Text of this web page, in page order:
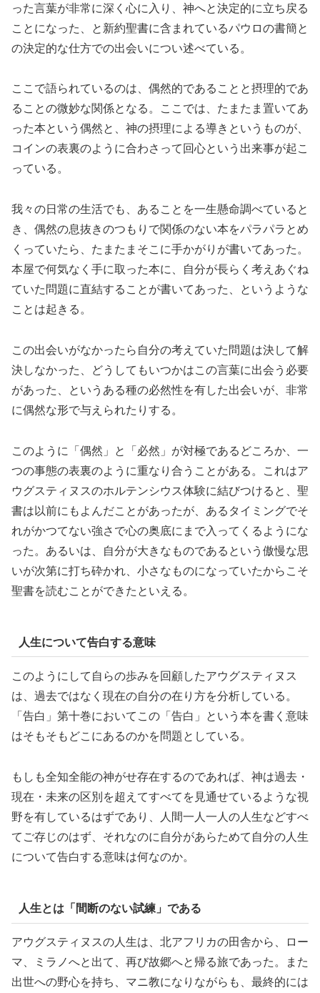
った言葉が非常に深く心に入り、神へと決定的に立ち戻る
ことになった、と新約聖書に含まれているパウロの書簡と
の決定的な仕方での出会いについ述べている。
ここで語られているのは、偶然的であることと摂理的であ
ることの微妙な関係となる。ここでは、たまたま置いてあ
った本という偶然と、神の摂理による導きというものが、
コインの表裏のように合わさって回心という出来事が起こ
っている。
我々の日常の生活でも、あることを一生懸命調べていると
き、偶然の息抜きのつもりで関係のない本をパラパラとめ
くっていたら、たまたまそこに手かがりが書いてあった。
本屋で何気なく手に取った本に、自分が長らく考えあぐね
ていた問題に直結することが書いてあった、というような
ことは起きる。
この出会いがなかったら自分の考えていた問題は決して解
決しなかった、どうしてもいつかはこの言葉に出会う必要
があった、というある種の必然性を有した出会いが、非常
に偶然な形で与えられたりする。
このように「偶然」と「必然」が対極であるどころか、一
つの事態の表裏のように重なり合うことがある。これはア
ウグスティヌスのホルテンシウス体験に結びつけると、聖
書は以前にもよんだことがあったが、あるタイミングでそ
れがかつてない強さで心の奥底にまで入ってくるようにな
った。あるいは、自分が大きなものであるという傲慢な思
いが次第に打ち砕かれ、小さなものになっていたからこそ
聖書を読むことができたといえる。
人生について告白する意味
このようにして自らの歩みを回顧したアウグスティヌス
は、過去ではなく現在の自分の在り方を分析している。
「告白」第十巻においてこの「告白」という本を書く意味
はそもそもどこにあるのかを問題としている。
もしも全知全能の神がせ存在するのであれば、神は過去・
現在・未来の区別を超えてすべてを見通せているような視
野を有しているはずであり、人間一人一人の人生などすべ
てご存じのはず、それなのに自分があらためて自分の人生
について告白する意味は何なのか。
人生とは「間断のない試練」である
アウグスティヌスの人生は、北アフリカの田舎から、ロー
マ、ミラノへと出て、再び故郷へと帰る旅であった。また
出世への野心を持ち、マニ教になりながらも、最終的には